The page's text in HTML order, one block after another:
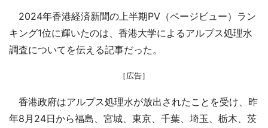
2024年香港経済新聞の上半期PV（ページビュー）ラン
キング1位に輝いたのは、香港大学によるアルプス処理水
調査についてを伝える記事だった。
［広告］
香港政府はアルプス処理水が放出されたことを受け、昨
年8月24日から福島、宮城、東京、千葉、埼玉、栃木、茨